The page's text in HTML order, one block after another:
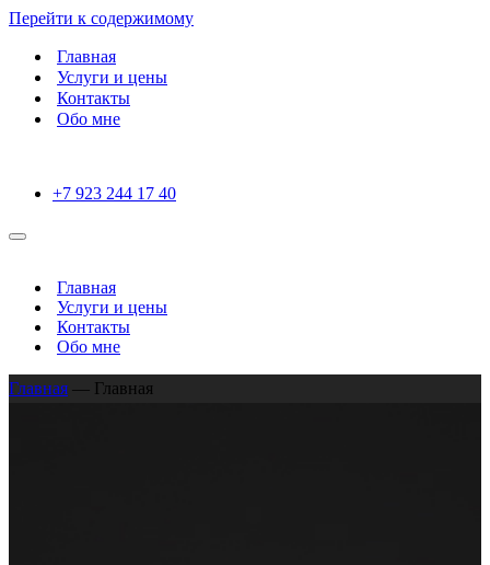
Перейти к содержимому
Главная
Услуги и цены
Контакты
Обо мне
+7 923 244 17 40
Меню
Главная
Услуги и цены
Контакты
Обо мне
Главная — Главная